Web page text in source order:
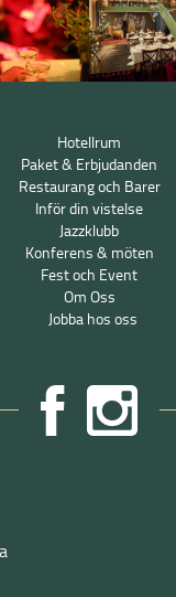
Hotellrum
Paket & Erbjudanden
Restaurang och Barer
Inför din vistelse
Jazzklubb
Konferens & möten
Fest och Event
Om Oss
Jobba hos oss